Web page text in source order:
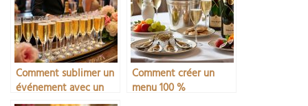
Comment sublimer un
événement avec un
bar à champagne
Comment créer un
menu 100 %